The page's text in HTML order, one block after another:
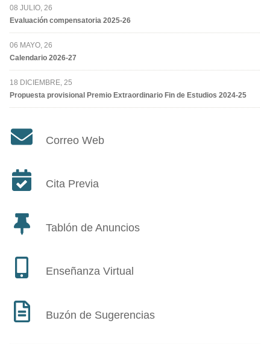
08 JULIO, 26
Evaluación compensatoria 2025-26
06 MAYO, 26
Calendario 2026-27
18 DICIEMBRE, 25
Propuesta provisional Premio Extraordinario Fin de Estudios 2024-25
Correo Web
Cita Previa
Tablón de Anuncios
Enseñanza Virtual
Buzón de Sugerencias